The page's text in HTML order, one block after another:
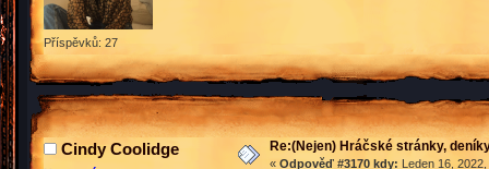
Příspěvků: 27
Cindy Coolidge Re:(Nejen) Hráčské stránky,
« Odpověď #3170 kdy: Leden 16,